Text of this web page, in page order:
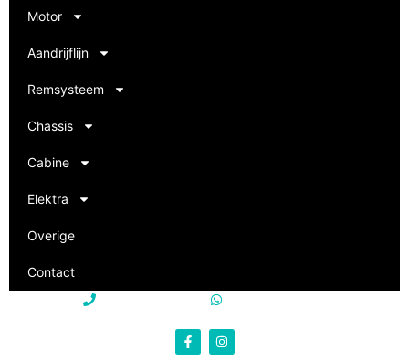
Motor
Aandrijflijn
Remsysteem
Chassis
Cabine
Elektra
Overige
Contact